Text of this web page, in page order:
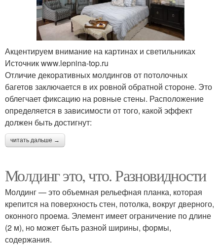
Молдинги в квартире Молдинг для стены
Молдинги на дверях
Молдинги на стекло
Молдинг в интерьере
строительстве
Декоративные
молдинги
Молдинги для дверей
Акцентируем внимание на картинах и светильниках
Источник www.lepnina-top.ru
Отличие декоративных молдингов от потолочных
багетов заключается в их ровной обратной стороне. Это
облегчает фиксацию на ровные стены. Расположение
определяется в зависимости от того, какой эффект
должен быть достигнут:
читать дальше →
Молдинг это, что. Разновидности
Молдинг — это объемная рельефная планка, которая
крепится на поверхность стен, потолка, вокруг дверного,
оконного проема. Элемент имеет ограничение по длине
(2 м), но может быть разной ширины, формы,
содержания.